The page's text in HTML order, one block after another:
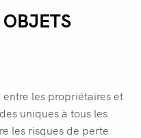
entre les propriétaires et
uniques à tous les
les risques de perte